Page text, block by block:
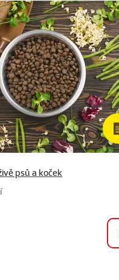
psů a koček